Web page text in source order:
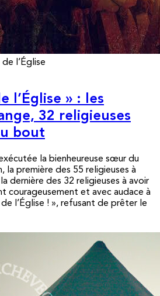
de l’Église
l’Église » : les
32 religieuses
bout
la bienheureuse sœur du
la première des 55 religieuses à
dernière des 32 religieuses à avoir
courageusement et avec audace à
l’Église ! », refusant de prêter le